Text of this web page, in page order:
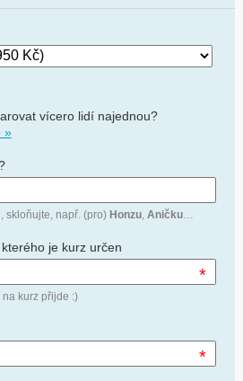
vícero lidí najednou?
»
skloňujte, např. (pro) Honzu, Aničku…
je kurz určen
*
kurz přijde :)
*